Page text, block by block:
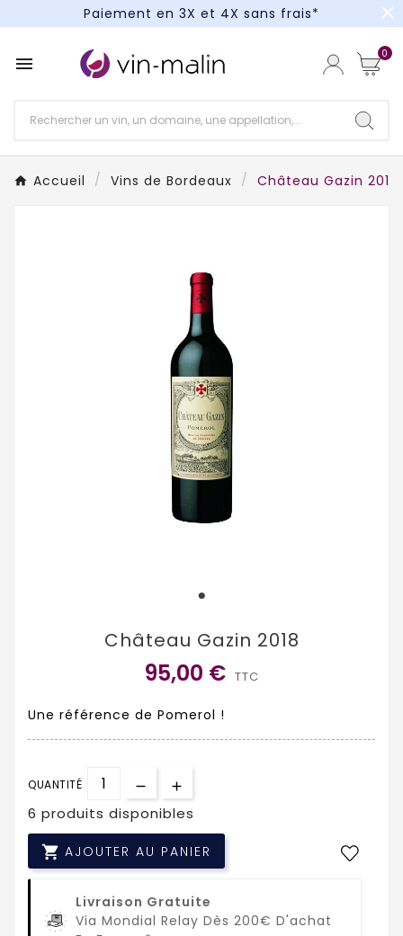
Paiement en 3X et 4X sans frais*
Paiement en 3X et 4X sans frais*
close
 0
Accueil Vins de Bordeaux Château Gazin 2018
Château Gazin 2018
95,00 € TTC
Une référence de Pomerol !
QUANTITÉ
6 produits disponibles
 AJOUTER AU PANIER
Livraison Gratuite
Via Mondial Relay Dès 200€ D'achat